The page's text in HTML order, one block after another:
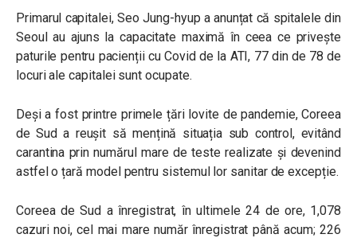
Primarul capitalei, Seo Jung-hyup a anunțat că spitalele din
Seoul au ajuns la capacitate maximă în ceea ce privește
paturile pentru pacienții cu Covid de la ATI, 77 din de 78 de
locuri ale capitalei sunt ocupate.
Deși a fost printre primele țări lovite de pandemie, Coreea
de Sud a reușit să mențină situația sub control, evitând
carantina prin numărul mare de teste realizate și devenind
astfel o țară model pentru sistemul lor sanitar de excepție.
Coreea de Sud a înregistrat, în ultimele 24 de ore, 1,078
cazuri noi, cel mai mare număr înregistrat până acum; 226